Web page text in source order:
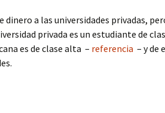
a las universidades privadas,
privada es un estudiante de
es de clase alta – referencia – y de